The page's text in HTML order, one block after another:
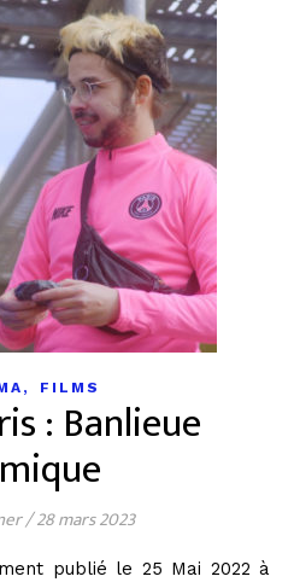
, FILMS
: Banlieue
/28 mars 2023